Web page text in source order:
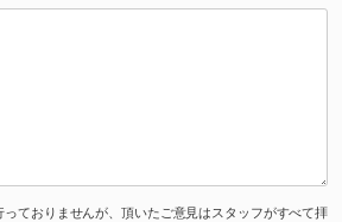
ておりませんが、頂いたご意見はスタッフがすべて拝